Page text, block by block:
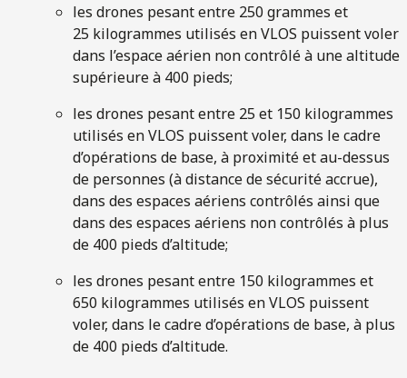
les drones pesant entre 250 grammes et
25 kilogrammes utilisés en VLOS puissent voler
dans l’espace aérien non contrôlé à une altitude
supérieure à 400 pieds;
les drones pesant entre 25 et 150 kilogrammes
utilisés en VLOS puissent voler, dans le cadre
d’opérations de base, à proximité et au-dessus
de personnes (à distance de sécurité accrue),
dans des espaces aériens contrôlés ainsi que
dans des espaces aériens non contrôlés à plus
de 400 pieds d’altitude;
les drones pesant entre 150 kilogrammes et
650 kilogrammes utilisés en VLOS puissent
voler, dans le cadre d’opérations de base, à plus
de 400 pieds d’altitude.